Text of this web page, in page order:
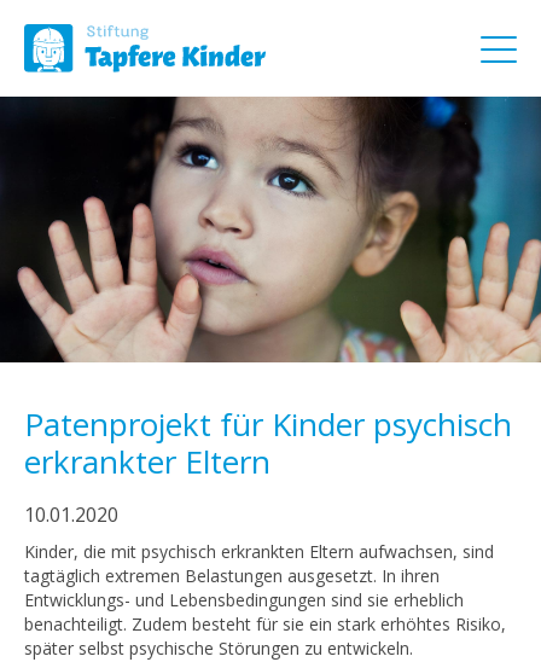
Patenprojekt für Kinder psychisch
erkrankter Eltern
10.01.2020
Kinder, die mit psychisch erkrankten Eltern aufwachsen, sind
tagtäglich extremen Belastungen ausgesetzt. In ihren
Entwicklungs- und Lebensbedingungen sind sie erheblich
benachteiligt. Zudem besteht für sie ein stark erhöhtes Risiko,
später selbst psychische Störungen zu entwickeln.